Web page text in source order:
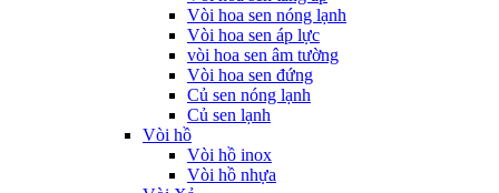
Vòi hoa sen nóng lạnh
Vòi hoa sen áp lực
vòi hoa sen âm tường
Vòi hoa sen đứng
Củ sen nóng lạnh
Củ sen lạnh
Vòi hồ
Vòi hồ inox
Vòi hồ nhựa